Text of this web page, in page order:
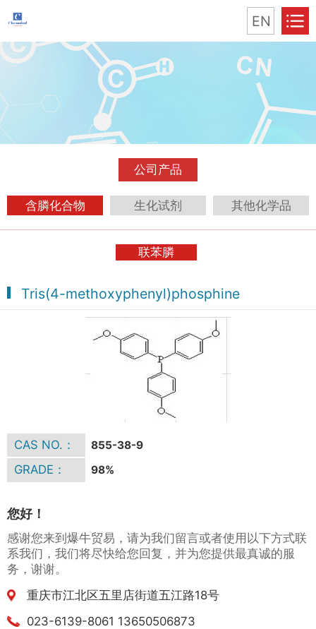
EN
公司产品
含膦化合物 生化试剂 其他化学品
联苯膦
Tris(4-methoxyphenyl)phosphine
CAS NO.： 855-38-9
GRADE： 98%
您好！
感谢您来到爆牛贸易，请为我们留言或者使用以下方式联
系我们，我们将尽快给您回复，并为您提供最真诚的服
务，谢谢。
重庆市江北区五里店街道五江路18号
023-6139-8061 13650506873